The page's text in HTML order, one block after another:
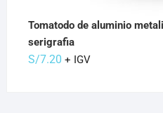
Tomatodo de aluminio
serigrafia
S/7.20 + IGV